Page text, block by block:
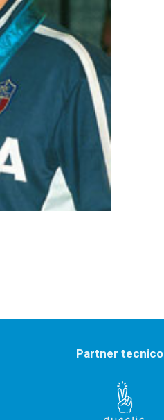
Partner tecnico